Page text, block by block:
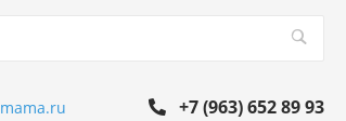
+7 (963) 652 89 93